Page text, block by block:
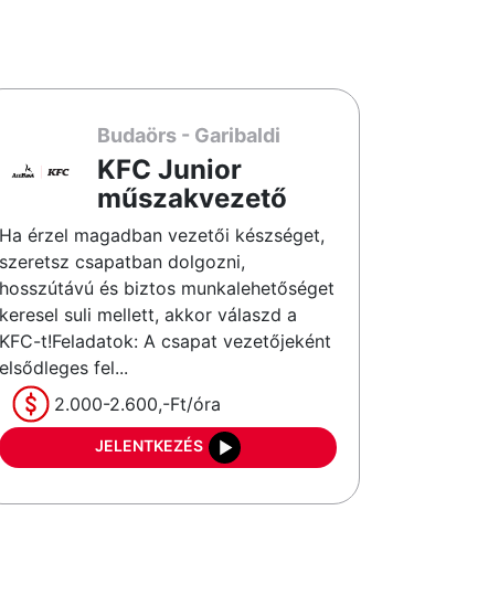
Budaörs - Garibaldi
KFC Junior
műszakvezető
Ha érzel magadban vezetői készséget,
szeretsz csapatban dolgozni,
hosszútávú és biztos munkalehetőséget
keresel suli mellett, akkor válaszd a
KFC-t!Feladatok: A csapat vezetőjeként
elsődleges fel...
2.000-2.600,-Ft/óra
JELENTKEZÉS